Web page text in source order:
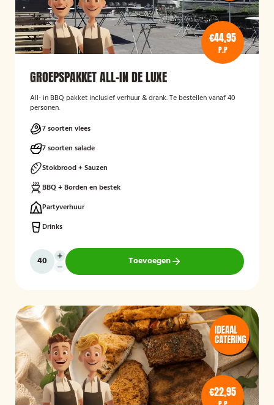
€44,95
P.P
GROEPSPAKKET ALL-IN DE LUXE
All- in BBQ pakket inclusief verhuur & drank. Te bestellen vanaf 40
personen.
7 soorten vlees
7 soorten salade
Stokbrood + Sauzen
BBQ + Borden en bestek
Partyverhuur
Drinks
Toevoegen
€22,95